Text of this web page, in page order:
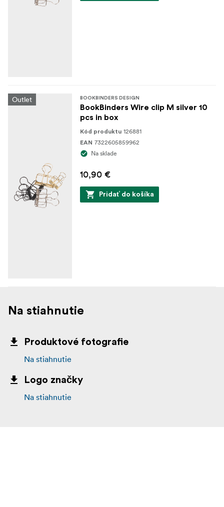
Outlet BOOKBINDERS DESIGN
BookBinders Wire clip M silver 10
pcs in box
Kód produktu 126881
EAN 7322605859962
Na sklade
10,90 €
Pridať do košíka
Na stiahnutie
Produktové fotografie
Na stiahnutie
Logo značky
Na stiahnutie